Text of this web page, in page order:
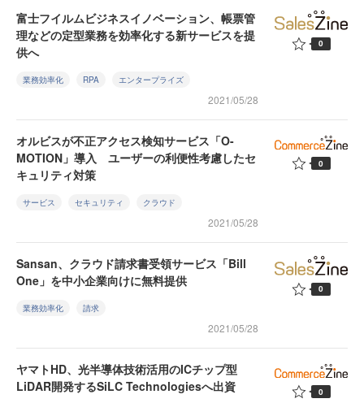
富士フイルムビジネスイノベーション、帳票管
理などの定型業務を効率化する新サービスを提
供へ
業務効率化 RPA エンタープライズ
2021/05/28
0
オルビスが不正アクセス検知サービス「O-
MOTION」導入 ユーザーの利便性考慮したセ
キュリティ対策
サービス セキュリティ クラウド
2021/05/28
0
Sansan、クラウド請求書受領サービス「Bill
One」を中小企業向けに無料提供
業務効率化 請求
2021/05/28
0
ヤマトHD、光半導体技術活用のICチップ型
LiDAR開発するSiLC Technologiesへ出資
0